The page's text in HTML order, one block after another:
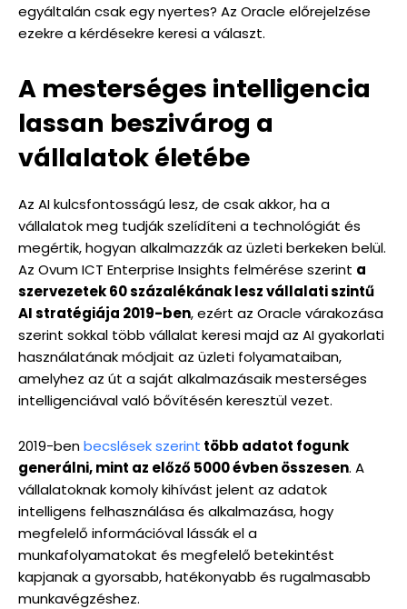
egyáltalán csak egy nyertes? Az Oracle előrejelzése
ezekre a kérdésekre keresi a választ.
A mesterséges intelligencia
lassan beszivárog a
vállalatok életébe
Az AI kulcsfontosságú lesz, de csak akkor, ha a
vállalatok meg tudják szelídíteni a technológiát és
megértik, hogyan alkalmazzák az üzleti berkeken belül.
Az Ovum ICT Enterprise Insights felmérése szerint a
szervezetek 60 százalékának lesz vállalati szintű
AI stratégiája 2019-ben, ezért az Oracle várakozása
szerint sokkal több vállalat keresi majd az AI gyakorlati
használatának módjait az üzleti folyamataiban,
amelyhez az út a saját alkalmazásaik mesterséges
intelligenciával való bővítésén keresztül vezet.
2019-benbecslések szerint több adatot fogunk
generálni, mint az előző 5000 évben összesen. A
vállalatoknak komoly kihívást jelent az adatok
intelligens felhasználása és alkalmazása, hogy
megfelelő információval lássák el a
munkafolyamatokat és megfelelő betekintést
kapjanak a gyorsabb, hatékonyabb és rugalmasabb
munkavégzéshez.